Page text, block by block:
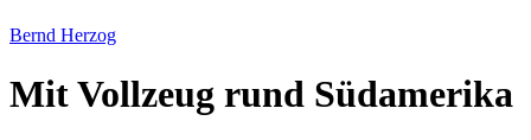
Bernd Herzog
Mit Vollzeug rund Südamerika